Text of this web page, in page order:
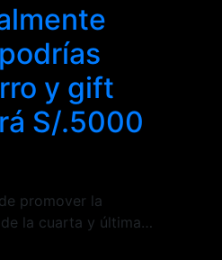
y gift
S/.5000
promover la
la cuarta y última…